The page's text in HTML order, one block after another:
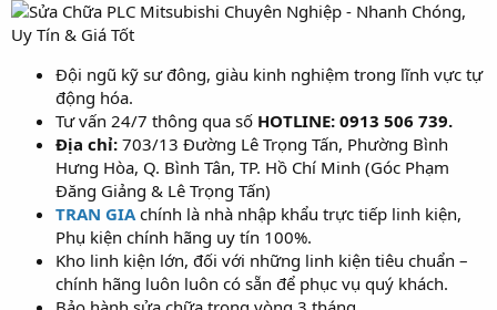
Đội ngũ kỹ sư đông, giàu kinh nghiệm trong lĩnh vực tự
động hóa.
Tư vấn 24/7 thông qua số HOTLINE: 0913 506 739.
Địa chỉ: 703/13 Đường Lê Trọng Tấn, Phường Bình
Hưng Hòa, Q. Bình Tân, TP. Hồ Chí Minh (Góc Phạm
Đăng Giảng & Lê Trọng Tấn)
TRAN GIA chính là nhà nhập khẩu trực tiếp linh kiện,
Phụ kiện chính hãng uy tín 100%.
Kho linh kiện lớn, đối với những linh kiện tiêu chuẩn –
chính hãng luôn luôn có sẵn để phục vụ quý khách.